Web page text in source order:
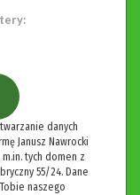
została w pełni
kolejnych 42
zdrowego
7 razy dziennie).
danych
Janusz Nawrocki
tych domen z
55/24. Dane
naszego